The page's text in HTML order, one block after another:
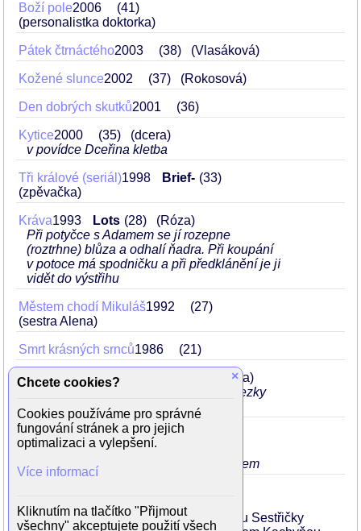
Boží pole2006
41
(personalistka doktorka)
Pátek čtrnáctého2003 38 (Vlasáková)
Kožené slunce2002 37 (Rokosová)
Den dobrých skutků2001 36
Kytice2000 35
(dcera)
v povídce Dceřina kletba
Tři králové (seriál)1998 Brief- 33
(zpěvačka)
Kráva1993 Lots 28
(Róza)
Při potyčce s Adamem se jí rozepne
(roztrhne) blůza a odhalí ňadra. Při koupání
v potoce má spodničku a při předklánění je jí
vidět do výstřihu
Městem chodí Mikuláš1992
27
(sestra Alena)
Smrt krásných srnců1986 21
Džusový román1984
(Alena)
v nemocnici vstane nahá z vozíku a hezky
ukáže ňadra
Sestřičky1983 Lots-
18
(zdravotní sestřička Marie)
svlékne se do půl těla, ale před zrcadlem
Alena Mihulová se během natáčení filmu Sestřičky
×
Chcete cookies?
Cookies používáme pro správné
fungování stránek a pro jejich
optimalizaci a vylepšení.
Více informací
Kliknutím na tlačítko "Přijmout
všechny" akceptujete použití všech